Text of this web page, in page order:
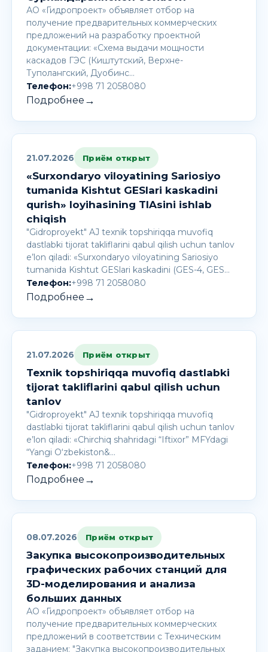
АО «Гидропроект» объявляет отбор на
получение предварительных коммерческих
предложений на разработку проектной
документации: «Схема выдачи мощности
каскадов ГЭС (Киштутский, Верхне-
Туполангский, Дуобинс…
Телефон:+998 71 2058080
Подробнее →
21.07.2026 Приём открыт
«Surxondaryo viloyatining Sariosiyo
tumanida Kishtut GESlari kaskadini
qurish» loyihasining TIAsini ishlab
chiqish
"Gidroproyekt" AJ texnik topshiriqqa muvofiq
dastlabki tijorat takliflarini qabul qilish uchun tanlov
e’lon qiladi: «Surxondaryo viloyatining Sariosiyo
tumanida Kishtut GESlari kaskadini (GES-4, GES…
Телефон:+998 71 2058080
Подробнее →
21.07.2026 Приём открыт
Texnik topshiriqqa muvofiq dastlabki
tijorat takliflarini qabul qilish uchun
tanlov
"Gidroproyekt" AJ texnik topshiriqqa muvofiq
dastlabki tijorat takliflarini qabul qilish uchun tanlov
e’lon qiladi: «Chirchiq shahridagi “Iftixor” MFYdagi
“Yangi O‘zbekiston&…
Телефон:+998 71 2058080
Подробнее →
08.07.2026 Приём открыт
Закупка высокопроизводительных
графических рабочих станций для
3D-моделирования и анализа
больших данных
АО «Гидропроект» объявляет отбор на
получение предварительных коммерческих
предложений в соответствии с Техническим
заданием: "Закупка высокопроизводительных